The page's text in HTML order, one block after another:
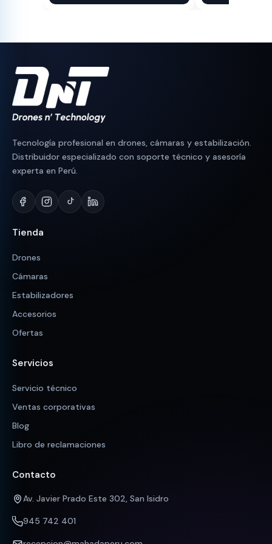
original
actual
original
actual
Tecnología profesional en drones, cámaras y estabilización.
Distribuidor especializado con soporte técnico y asesoría
experta en Perú.
Tienda
Drones
Cámaras
Estabilizadores
Accesorios
Ofertas
Servicios
Servicio técnico
Ventas corporativas
Blog
Libro de reclamaciones
Contacto
Av. Javier Prado Este 302, San Isidro
945 742 401